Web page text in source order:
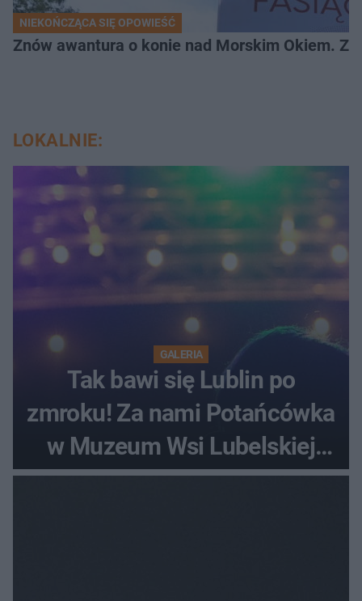
NIEKOŃCZĄCA SIĘ OPOWIEŚĆ
Znów awantura o konie nad Morskim Okiem.
LOKALNIE:
GALERIA
Tak bawi się Lublin po
zmroku! Za nami Potańcówka
w Muzeum Wsi Lubelskiej
[ZDJĘCIA]